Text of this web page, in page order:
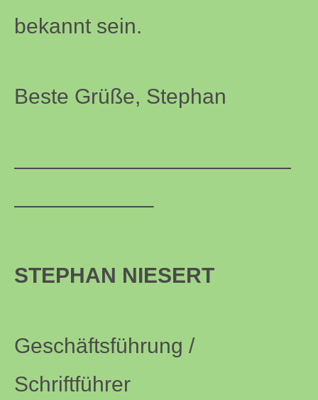
bekannt sein.
Beste Grüße, Stephan
—————————————
——————–
STEPHAN NIESERT
Geschäftsführung /
Schriftführer